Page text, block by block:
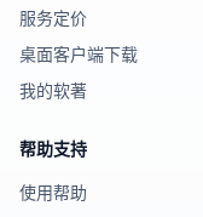
服务定价
桌面客户端下载
我的软著
帮助支持
使用帮助